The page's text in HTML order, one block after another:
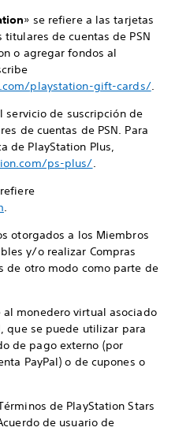
» se refiere a las tarjetas
de cuentas de PSN
o agregar fondos al
playstation-gift-cards/.
servicio de suscripción de
de cuentas de PSN. Para
de PlayStation Plus,
ps-plus/.
.
otorgados a los Miembros
y/o realizar Compras
de otro modo como parte de
al monedero virtual asociado
que se puede utilizar para
de pago externo (por
PayPal) o de cupones o
de PlayStation Stars
de usuario de